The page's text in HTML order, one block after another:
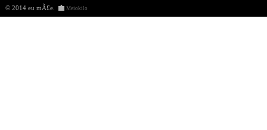
© 2014 eu mÃ£e. Meiokilo